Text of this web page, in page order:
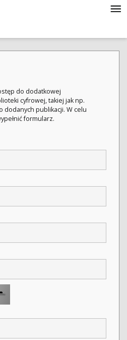
do dodatkowej
cyfrowej, takiej jak np.
dodanych publikacji. W celu
formularz.